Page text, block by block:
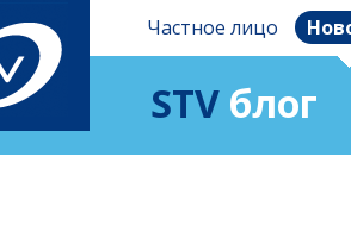
Частное лицо
STV блог